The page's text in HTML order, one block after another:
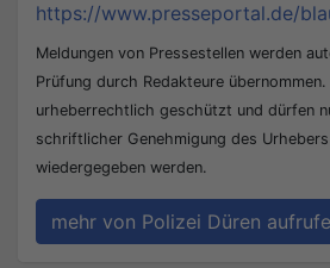
https://www.presseportal.de/
Meldungen von Pressestellen werden
Prüfung durch Redakteure
urheberrechtlich geschützt und dürfen
schriftlicher Genehmigung des
wiedergegeben werden.
mehr von Polizei Düren